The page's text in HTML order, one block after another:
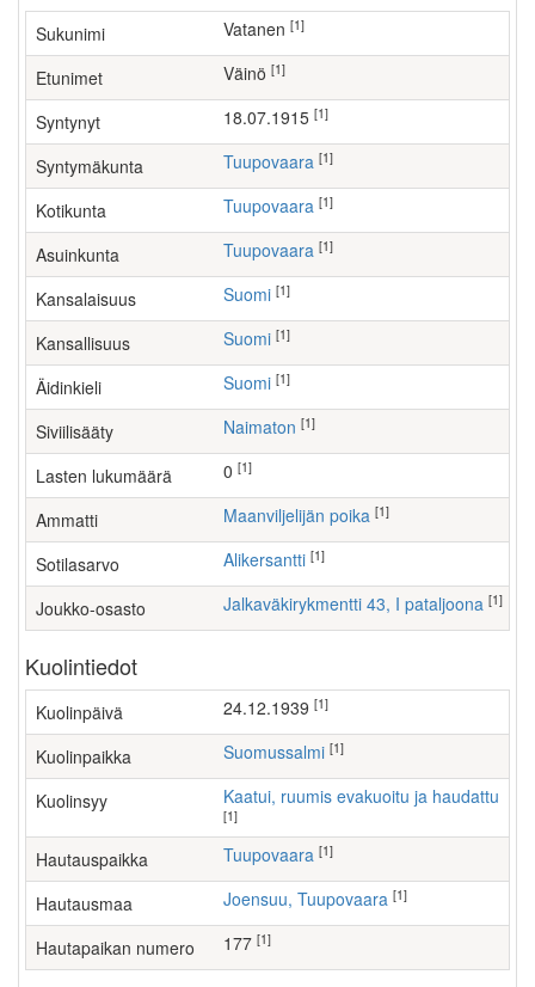
Sukunimi Vatanen [1]
Etunimet Väinö [1]
Syntynyt 18.07.1915 [1]
Syntymäkunta Tuupovaara [1]
Kotikunta Tuupovaara [1]
Asuinkunta Tuupovaara [1]
Kansalaisuus Suomi [1]
Kansallisuus Suomi [1]
Äidinkieli Suomi [1]
Siviilisääty Naimaton [1]
Lasten lukumäärä [1]
Ammatti maanviljelijän poika [1]
Sotilasarvo Alikersantti [1]
Joukko-osasto Jalkaväkirykmentti 43, I pataljoona [1]
Kuolintiedot
Kuolinpäivä 24.12.1939 [1]
Kuolinpaikka Suomussalmi [1]
Kuolinsyy Kaatui, ruumis evakuoitu ja haudattu
[1]
Hautauspaikka Tuupovaara [1]
Hautausmaa Joensuu, Tuupovaara [1]
Hautapaikan numero 177 [1]